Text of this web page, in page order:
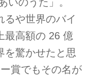
るや世界のバイ
最高額の 26 億
を驚かせたと思
賞でもその名が